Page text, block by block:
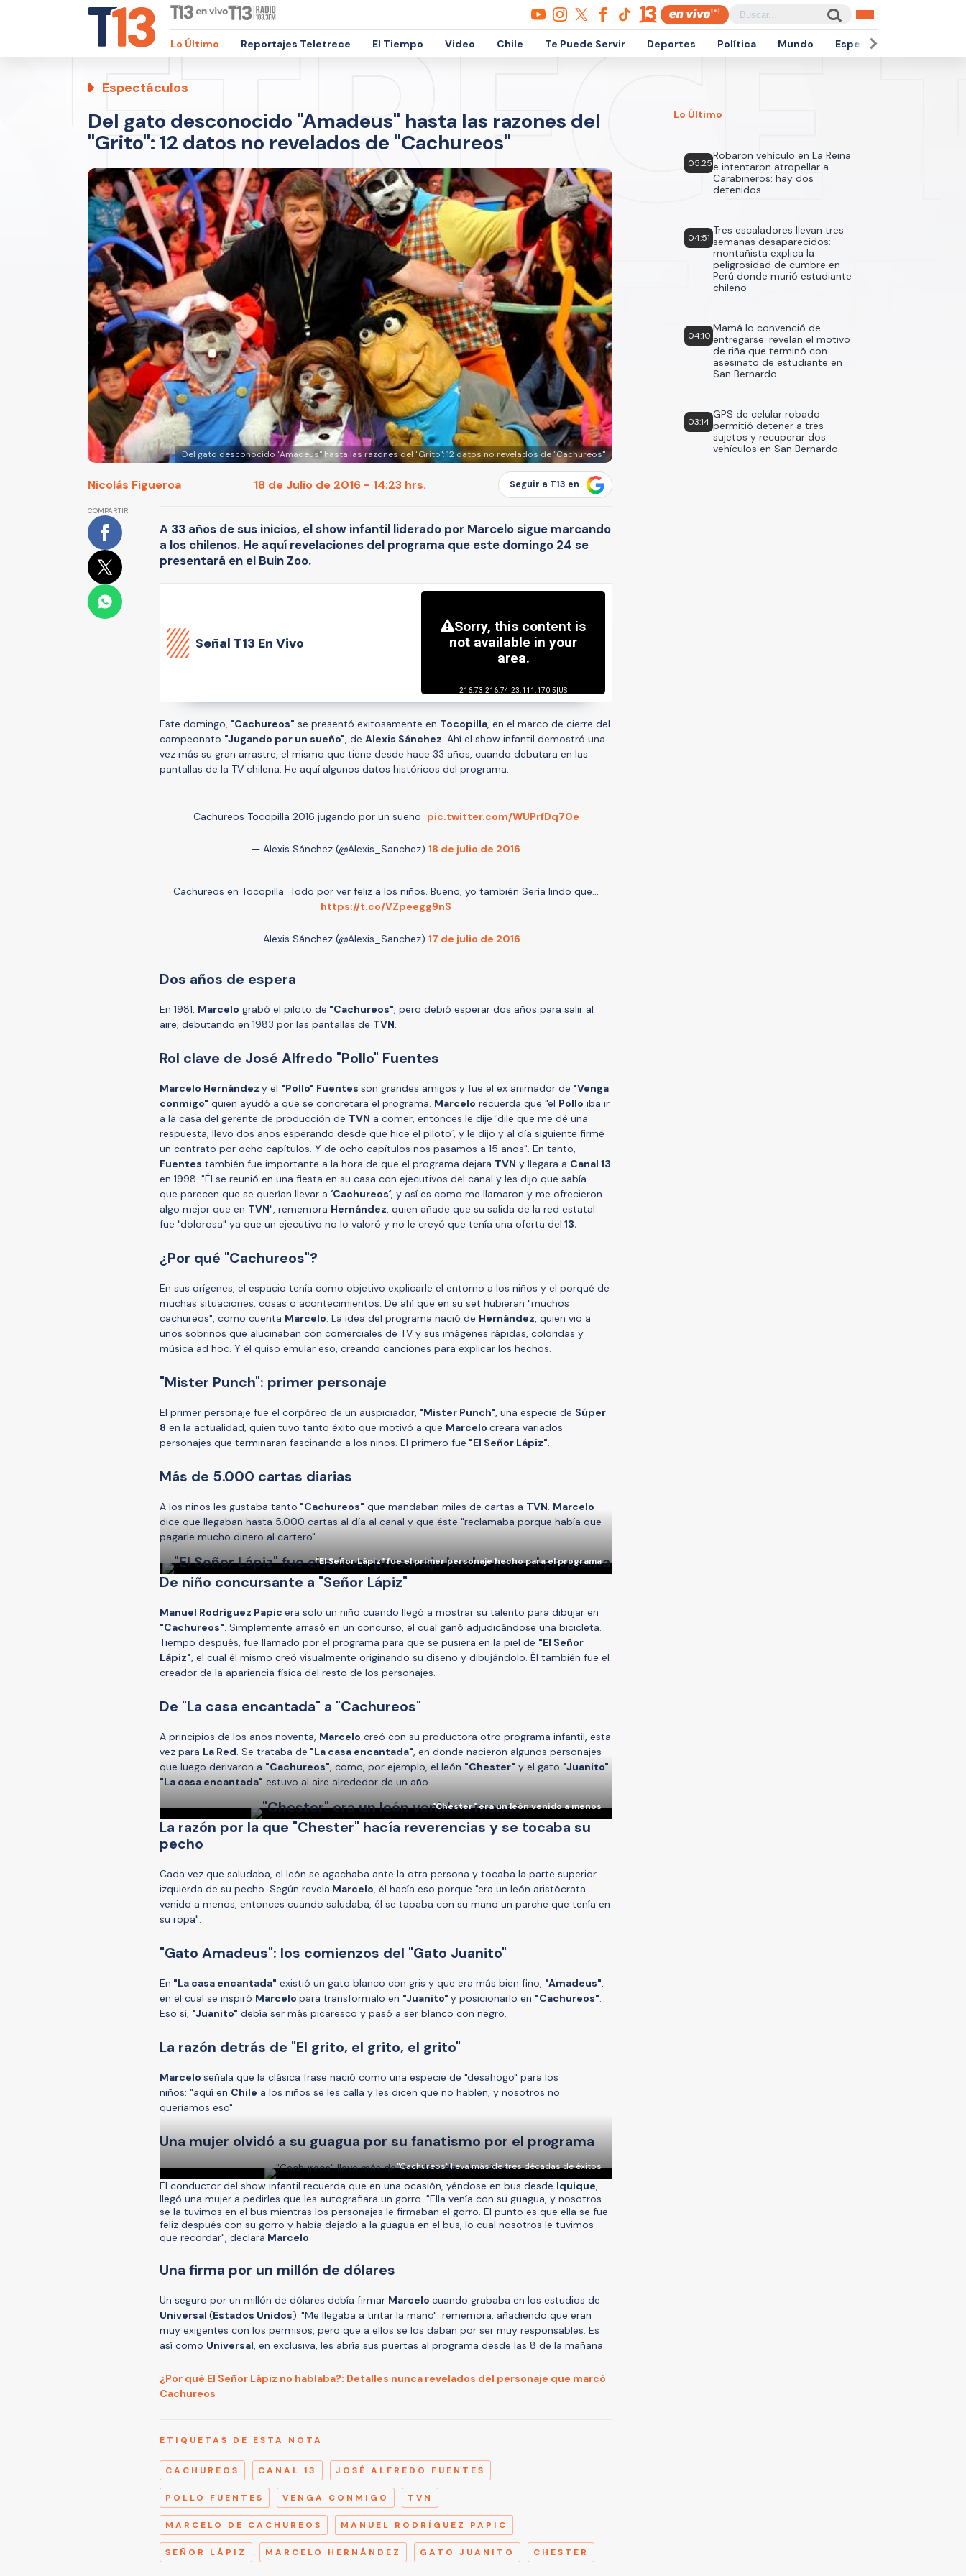
Lo Último Reportajes Teletrece El Tiempo Video Chile Te Puede Servir Deportes Política Mundo Espectáculos
Espectáculos
Del gato desconocido "Amadeus" hasta las razones del
"Grito": 12 datos no revelados de "Cachureos"
Del gato desconocido "Amadeus" hasta las razones del "Grito": 12 datos no revelados de "Cachureos"
Nicolás Figueroa 18 de Julio de 2016 - 14:23 hrs. Seguir a T13 en
COMPARTIR
A 33 años de sus inicios, el show infantil liderado por Marcelo sigue marcando
a los chilenos. He aquí revelaciones del programa que este domingo 24 se
presentará en el Buin Zoo.
Señal T13 En Vivo
Este domingo, "Cachureos" se presentó exitosamente en Tocopilla, en el marco de cierre del
campeonato "Jugando por un sueño", de Alexis Sánchez. Ahí el show infantil demostró una
vez más su gran arrastre, el mismo que tiene desde hace 33 años, cuando debutara en las
pantallas de la TV chilena. He aquí algunos datos históricos del programa.
Cachureos Tocopilla 2016 jugando por un sueño pic.twitter.com/WUPrfDq70e
— Alexis Sánchez (@Alexis_Sanchez) 18 de julio de 2016
Cachureos en Tocopilla Todo por ver feliz a los niños. Bueno, yo también Sería lindo que…
https://t.co/VZpeegg9nS
— Alexis Sánchez (@Alexis_Sanchez) 17 de julio de 2016
Dos años de espera
En 1981, Marcelo grabó el piloto de "Cachureos", pero debió esperar dos años para salir al
aire, debutando en 1983 por las pantallas de TVN.
Rol clave de José Alfredo "Pollo" Fuentes
Marcelo Hernández y el "Pollo" Fuentes son grandes amigos y fue el ex animador de "Venga
conmigo" quien ayudó a que se concretara el programa. Marcelo recuerda que "el Pollo iba ir
a la casa del gerente de producción de TVN a comer, entonces le dije ´dile que me dé una
respuesta, llevo dos años esperando desde que hice el piloto´, y le dijo y al día siguiente firmé
un contrato por ocho capítulos. Y de ocho capítulos nos pasamos a 15 años". En tanto,
Fuentes también fue importante a la hora de que el programa dejara TVN y llegara a Canal 13
en 1998. "Él se reunió en una fiesta en su casa con ejecutivos del canal y les dijo que sabía
que parecen que se querían llevar a ´Cachureos´, y así es como me llamaron y me ofrecieron
algo mejor que en TVN", rememora Hernández, quien añade que su salida de la red estatal
fue "dolorosa" ya que un ejecutivo no lo valoró y no le creyó que tenía una oferta del 13.
¿Por qué "Cachureos"?
En sus orígenes, el espacio tenía como objetivo explicarle el entorno a los niños y el porqué de
muchas situaciones, cosas o acontecimientos. De ahí que en su set hubieran "muchos
cachureos", como cuenta Marcelo. La idea del programa nació de Hernández, quien vio a
unos sobrinos que alucinaban con comerciales de TV y sus imágenes rápidas, coloridas y
música ad hoc. Y él quiso emular eso, creando canciones para explicar los hechos.
"Mister Punch": primer personaje
El primer personaje fue el corpóreo de un auspiciador, "Mister Punch", una especie de Súper
8 en la actualidad, quien tuvo tanto éxito que motivó a que Marcelo creara variados
personajes que terminaran fascinando a los niños. El primero fue "El Señor Lápiz".
Más de 5.000 cartas diarias
A los niños les gustaba tanto "Cachureos" que mandaban miles de cartas a TVN. Marcelo
dice que llegaban hasta 5.000 cartas al día al canal y que éste "reclamaba porque había que
pagarle mucho dinero al cartero".
"El Señor Lápiz" fue el primer personaje hecho para el programa
De niño concursante a "Señor Lápiz"
Manuel Rodríguez Papic era solo un niño cuando llegó a mostrar su talento para dibujar en
"Cachureos". Simplemente arrasó en un concurso, el cual ganó adjudicándose una bicicleta.
Tiempo después, fue llamado por el programa para que se pusiera en la piel de "El Señor
Lápiz", el cual él mismo creó visualmente originando su diseño y dibujándolo. Él también fue el
creador de la apariencia física del resto de los personajes.
De "La casa encantada" a "Cachureos"
A principios de los años noventa, Marcelo creó con su productora otro programa infantil, esta
vez para La Red. Se trataba de "La casa encantada", en donde nacieron algunos personajes
que luego derivaron a "Cachureos", como, por ejemplo, el león "Chester" y el gato "Juanito".
"La casa encantada" estuvo al aire alrededor de un año.
"Chester" era un león venido a menos
La razón por la que "Chester" hacía reverencias y se tocaba su
pecho
Cada vez que saludaba, el león se agachaba ante la otra persona y tocaba la parte superior
izquierda de su pecho. Según revela Marcelo, él hacía eso porque "era un león aristócrata
venido a menos, entonces cuando saludaba, él se tapaba con su mano un parche que tenía en
su ropa".
"Gato Amadeus": los comienzos del "Gato Juanito"
En "La casa encantada" existió un gato blanco con gris y que era más bien fino, "Amadeus",
en el cual se inspiró Marcelo para transformalo en "Juanito" y posicionarlo en "Cachureos".
Eso sí, "Juanito" debía ser más picaresco y pasó a ser blanco con negro.
La razón detrás de "El grito, el grito, el grito"
Marcelo señala que la clásica frase nació como una especie de "desahogo" para los
niños: "aquí en Chile a los niños se les calla y les dicen que no hablen, y nosotros no
queríamos eso".
Una mujer olvidó a su guagua por su fanatismo por el programa
"Cachureos" lleva más de tres décadas de éxitos
El conductor del show infantil recuerda que en una ocasión, yéndose en bus desde Iquique,
llegó una mujer a pedirles que les autografiara un gorro. "Ella venía con su guagua, y nosotros
se la tuvimos en el bus mientras los personajes le firmaban el gorro. El punto es que ella se fue
feliz después con su gorro y había dejado a la guagua en el bus, lo cual nosotros le tuvimos
que recordar", declara Marcelo.
Una firma por un millón de dólares
Un seguro por un millón de dólares debía firmar Marcelo cuando grababa en los estudios de
Universal (Estados Unidos). "Me llegaba a tiritar la mano". rememora, añadiendo que eran
muy exigentes con los permisos, pero que a ellos se los daban por ser muy responsables. Es
así como Universal, en exclusiva, les abría sus puertas al programa desde las 8 de la mañana.
¿Por qué El Señor Lápiz no hablaba?: Detalles nunca revelados del personaje que marcó
Cachureos
ETIQUETAS DE ESTA NOTA
CACHUREOS CANAL 13 JOSÉ ALFREDO FUENTES
POLLO FUENTES VENGA CONMIGO TVN
MARCELO DE CACHUREOS MANUEL RODRÍGUEZ PAPIC
SEÑOR LÁPIZ MARCELO HERNÁNDEZ GATO JUANITO CHESTER
Lo Último
05:25
Robaron vehículo en La Reina
e intentaron atropellar a
Carabineros: hay dos
detenidos
04:51
Tres escaladores llevan tres
semanas desaparecidos:
montañista explica la
peligrosidad de cumbre en
Perú donde murió estudiante
chileno
04:10
Mamá lo convenció de
entregarse: revelan el motivo
de riña que terminó con
asesinato de estudiante en
San Bernardo
03:14
GPS de celular robado
permitió detener a tres
sujetos y recuperar dos
vehículos en San Bernardo